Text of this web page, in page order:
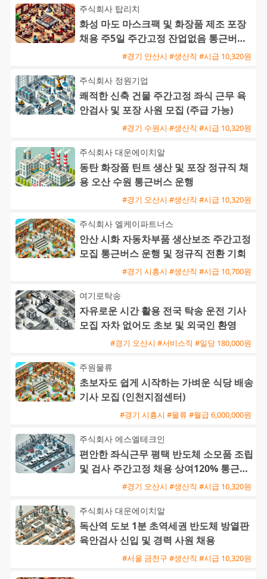
주식회사 탑리치
화성 마도 마스크팩 및 화장품 제조 포장
채용 주5일 주간고정 잔업없음 통근버스
#경기 안산시 #생산직 #시급 10,320원
주식회사 정원기업
쾌적한 신축 건물 주간고정 좌식 근무 육
안검사 및 포장 사원 모집 (주급 가능)
#경기 수원시 #생산직 #시급 10,320원
주식회사 대운에이치알
동탄 화장품 틴트 생산 및 포장 정규직 채
용 오산 수원 통근버스 운행
#경기 오산시 #생산직 #시급 10,320원
주식회사 엘케이파트너스
안산 시화 자동차부품 생산보조 주간고정
모집 통근버스 운행 및 정규직 전환 기회
#경기 시흥시 #생산직 #시급 10,700원
여기로탁송
자유로운 시간 활용 전국 탁송 운전 기사
모집 자차 없어도 초보 및 외국인 환영
#경기 오산시 #서비스직 #일당 180,000원
주원물류
초보자도 쉽게 시작하는 가벼운 식당 배송
기사 모집 (인천지점센터)
#경기 시흥시 #물류 #월급 6,000,000원
주식회사 에스엘테크인
편안한 좌식근무 평택 반도체 소모품 조립
및 검사 주간고정 채용 상여120% 통근버
#경기 오산시 #생산직 #시급 10,320원
주식회사 대운에이치알
독산역 도보 1분 초역세권 반도체 방열판
육안검사 신입 및 경력 사원 채용
#서울 금천구 #생산직 #시급 10,320원